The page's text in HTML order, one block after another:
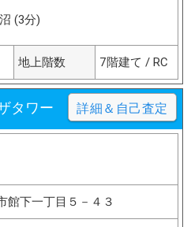
(3分)
地上階数 7階建て / RC
タワー 詳細＆自己査定
館下一丁目５－４３